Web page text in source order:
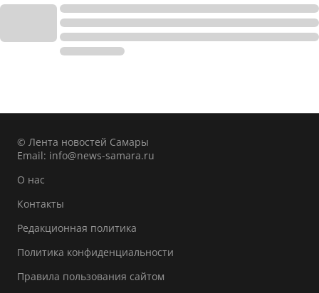
© Лента новостей Самары
Email: info@news-samara.ru
О нас
Контакты
Редакционная политика
Политика конфиденциальности
Правила пользования сайтом